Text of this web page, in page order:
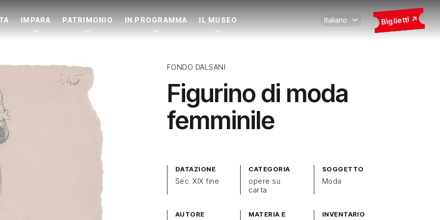
IMPARA PATRIMONIO IN PROGRAMMA IL MUSEO Biglietti
FONDO DALSANI
Figurino di moda
femminile
DATAZIONE
Sec. XIX fine
CATEGORIA
opere su
carta
SOGGETTO
Moda
AUTORE
MATERIA E
INVENTARIO